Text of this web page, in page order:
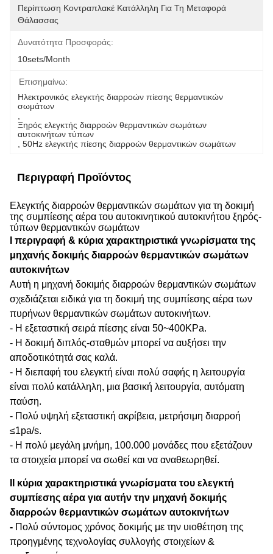
Περίπτωση Κοντραπλακέ Κατάλληλη Για Τη Μεταφορά
Θάλασσας
Δυνατότητα Προσφοράς:
10sets/month
Επισημαίνω:
Ηλεκτρονικός ελεγκτής διαρροών πίεσης θερμαντικών
σωμάτων
Ξηρός ελεγκτής διαρροών θερμαντικών σωμάτων
αυτοκινήτων τύπων
50Hz ελεγκτής πίεσης διαρροών θερμαντικών σωμάτων
Περιγραφή Προϊόντος
Ελεγκτής διαρροών θερμαντικών σωμάτων για τη δοκιμή
της συμπίεσης αέρα του αυτοκινητικού αυτοκινήτου ξηρός-
τύπων θερμαντικών σωμάτων
Ι περιγραφή & κύρια χαρακτηριστικά γνωρίσματα της
μηχανής δοκιμής διαρροών θερμαντικών σωμάτων
αυτοκινήτων
Αυτή η μηχανή δοκιμής διαρροών θερμαντικών σωμάτων
σχεδιάζεται ειδικά για τη δοκιμή της συμπίεσης αέρα των
πυρήνων θερμαντικών σωμάτων αυτοκινήτων.
- Η εξεταστική σειρά πίεσης είναι 50~400KPa.
- Η δοκιμή διπλός-σταθμών μπορεί να αυξήσει την
αποδοτικότητά σας καλά.
- Η διεπαφή του ελεγκτή είναι πολύ σαφής η λειτουργία
είναι πολύ κατάλληλη, μια βασική λειτουργία, αυτόματη
παύση.
- Πολύ υψηλή εξεταστική ακρίβεια, μετρήσιμη διαρροή
≤1pa/s.
- Η πολύ μεγάλη μνήμη, 100.000 μονάδες που εξετάζουν
τα στοιχεία μπορεί να σωθεί και να αναθεωρηθεί.
ΙΙ κύρια χαρακτηριστικά γνωρίσματα του ελεγκτή
συμπίεσης αέρα για αυτήν την μηχανή δοκιμής
διαρροών θερμαντικών σωμάτων αυτοκινήτων
- Πολύ σύντομος χρόνος δοκιμής με την υιοθέτηση της
προηγμένης τεχνολογίας συλλογής στοιχείων &